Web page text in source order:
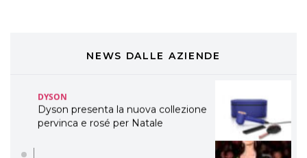
NEWS DALLE AZIENDE
WELLNESS CONGRESS 2022: I
DYSON
Dyson presenta la nuova collezione
pervinca e rosé per Natale